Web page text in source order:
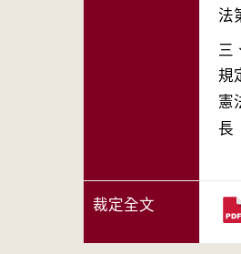
三
規
憲
長
裁定全文